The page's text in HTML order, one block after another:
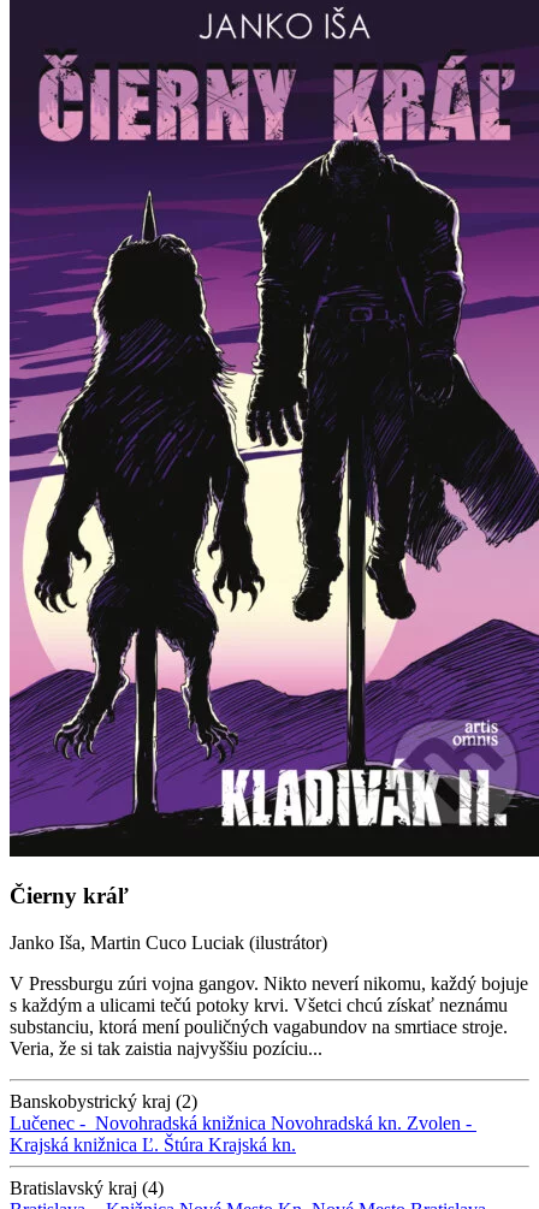
Čierny kráľ
Janko Iša, Martin Cuco Luciak (ilustrátor)
V Pressburgu zúri vojna gangov. Nikto neverí nikomu, každý bojuje
s každým a ulicami tečú potoky krvi. Všetci chcú získať neznámu
substanciu, ktorá mení pouličných vagabundov na smrtiace stroje.
Veria, že si tak zaistia najvyššiu pozíciu...
Banskobystrický kraj (2)
Lučenec - Novohradská knižnica Novohradská kn. Zvolen -
Krajská knižnica Ľ. Štúra Krajská kn.
Bratislavský kraj (4)